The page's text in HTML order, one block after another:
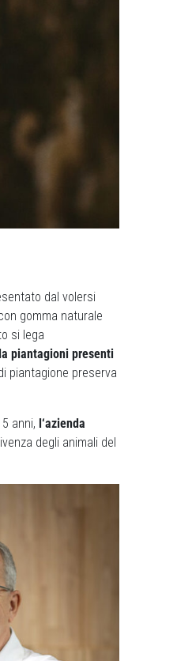
dal volersi
gomma naturale
si lega
piantagioni presenti
piantagione preserva
anni, l‘azienda
degli animali del